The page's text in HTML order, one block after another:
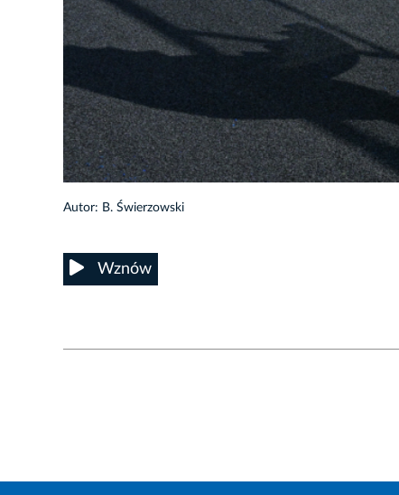
Autor: B. Świerzowski
Wznów